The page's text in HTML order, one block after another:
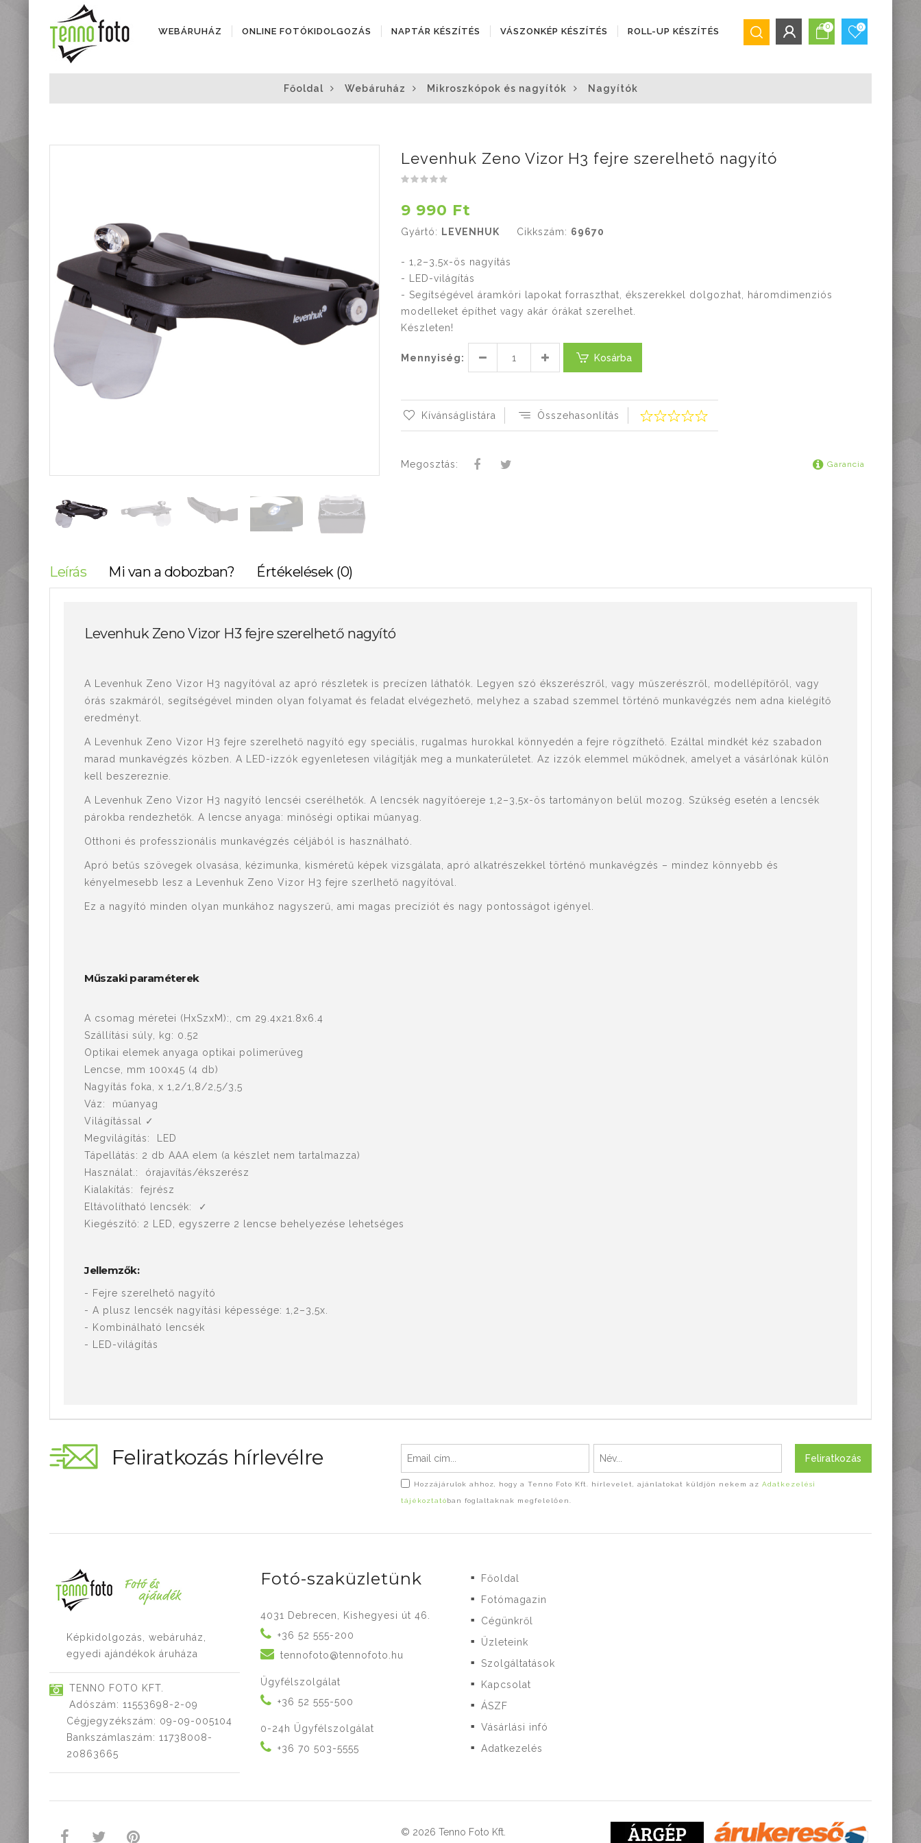
WEBÁRUHÁZ
Objektívek
Diktafonok, Diktafon
tartozékok
Markolatok
Vakuk
Távcsövek,
teleszkópok
Mikroszkópok és
nagyítók
Lámpa, Fejlámpa
Időjárás állomás,
mérőeszközök
ONLINE FOTÓKIDOLGOZÁS NAPTÁR KÉSZÍTÉS VÁSZONKÉP KÉSZÍTÉS ROLL-UP KÉSZÍTÉS
Bejelentkezés
0 0
Főoldal Webáruház Mikroszkópok és nagyítók Nagyítók
Levenhuk Zeno Vizor H3 fejre szerelhető nagyító
9 990 Ft
Gyártó: LEVENHUK Cikkszám: 69670
- 1,2–3,5x-ös nagyítás
- LED-világítás
- Segítségével áramköri lapokat forraszthat, ékszerekkel dolgozhat, háromdimenziós
modelleket építhet vagy akár órákat szerelhet.
Készleten!
Mennyiség: Kosárba
Kívánságlistára Összehasonlítás
Megosztás: Garancia
Leírás Mi van a dobozban? Értékelések (0)
Levenhuk Zeno Vizor H3 fejre szerelhető nagyító
A Levenhuk Zeno Vizor H3 nagyítóval az apró részletek is precízen láthatók. Legyen szó ékszerészről, vagy műszerészről, modellépítőről, vagy
órás szakmáról, segítségével minden olyan folyamat és feladat elvégezhető, melyhez a szabad szemmel történő munkavégzés nem adna kielégítő
eredményt.
A Levenhuk Zeno Vizor H3 fejre szerelhető nagyító egy speciális, rugalmas hurokkal könnyedén a fejre rögzíthető. Ezáltal mindkét kéz szabadon
marad munkavégzés közben. A LED-izzók egyenletesen világítják meg a munkaterületet. Az izzók elemmel működnek, amelyet a vásárlónak külön
kell beszereznie.
A Levenhuk Zeno Vizor H3 nagyító lencséi cserélhetők. A lencsék nagyítóereje 1,2–3,5x-ös tartományon belül mozog. Szükség esetén a lencsék
párokba rendezhetők. A lencse anyaga: minőségi optikai műanyag.
Otthoni és professzionális munkavégzés céljából is használható.
Apró betűs szövegek olvasása, kézimunka, kisméretű képek vizsgálata, apró alkatrészekkel történő munkavégzés – mindez könnyebb és
kényelmesebb lesz a Levenhuk Zeno Vizor H3 fejre szerlhető nagyítóval.
Ez a nagyító minden olyan munkához nagyszerű, ami magas precíziót és nagy pontosságot igényel.
Műszaki paraméterek
A csomag méretei (HxSzxM):, cm 29.4x21.8x6.4
Szállítási súly, kg: 0.52
Optikai elemek anyaga optikai polimerüveg
Lencse, mm 100x45 (4 db)
Nagyítás foka, x 1,2/1,8/2,5/3,5
Váz: műanyag
Világítással ✓
Megvilágítás: LED
Tápellátás: 2 db AAA elem (a készlet nem tartalmazza)
Használat.: órajavítás/ékszerész
Kialakítás: fejrész
Eltávolítható lencsék: ✓
Kiegészítő: 2 LED, egyszerre 2 lencse behelyezése lehetséges
Jellemzők:
- Fejre szerelhető nagyító
- A plusz lencsék nagyítási képessége: 1,2–3,5x.
- Kombinálható lencsék
- LED-világítás
Feliratkozás hírlevélre Feliratkozás
Hozzájárulok ahhoz, hogy a Tenno Foto Kft. hírlevelet, ajánlatokat küldjön nekem azAdatkezelési
tájékoztatóban foglaltaknak megfelelően.
Képkidolgozás, webáruház,
egyedi ajándékok áruháza
TENNO FOTO KFT.
Adószám: 11553698-2-09
Cégjegyzékszám: 09-09-005104
Bankszámlaszám: 11738008-
20863665
Fotó-szaküzletünk
4031 Debrecen, Kishegyesi út 46.
+36 52 555-200
tennofoto@tennofoto.hu
Ügyfélszolgálat
+36 52 555-500
0-24h Ügyfélszolgálat
+36 70 503-5555
■ Főoldal
■ Fotómagazin
■ Cégünkről
■ Üzleteink
■ Szolgáltatások
■ Kapcsolat
■ ÁSZF
■ Vásárlási infó
■ Adatkezelés
© 2026 Tenno Foto Kft.